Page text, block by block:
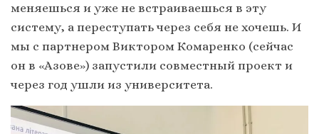
меняешься и уже не встраиваешься в эту
систему, а переступать через себя не хочешь. И
мы с партнером Виктором Комаренко (сейчас
он в «Азове») запустили совместный проект и
через год ушли из университета.